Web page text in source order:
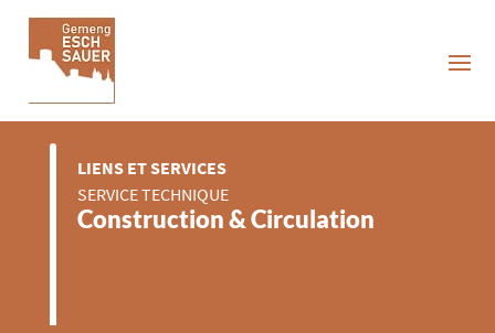
LIENS ET SERVICES
SERVICE TECHNIQUE
Construction & Circulation